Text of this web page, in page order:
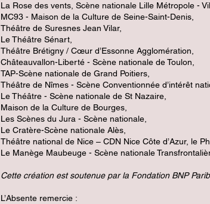
La Rose des vents, Scène nationale Lille Métropole -
MC93 - Maison de la Culture de Seine-Saint-Denis,
Théâtre de Suresnes Jean Vilar,
Le Théâtre Sénart,
Théâtre Brétigny / Cœur d’Essonne Agglomération,
Châteauvallon-Liberté - Scène nationale de Toulon,
TAP-Scène nationale de Grand Poitiers,
Théâtre de Nîmes - Scène Conventionnée d’intérêt
LeThéâtre - Scène nationale de St Nazaire,
Maison de la Culture de Bourges,
Les Scènes du Jura - Scène nationale,
Le Cratère-Scène nationale Alès,
Théâtre national de Nice – CDN Nice Côte d’Azur, le
Le Manège Maubeuge - Scène nationale
Cette création est soutenue par la Fondation BNP
L’Absente remercie :